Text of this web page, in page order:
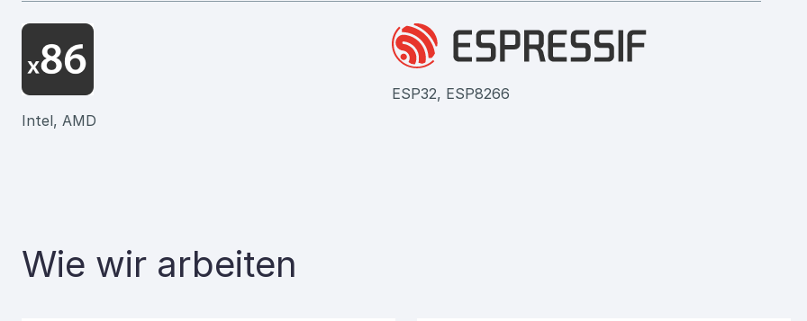
Intel, AMD
ESP32, ESP8266
Wie wir arbeiten